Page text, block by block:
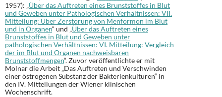
1957): „Über das Auftreten eines Brunststoffes in Blut
und Geweben unter Pathologischen Verhältnissen: VII.
Mitteilung: Über Zerstörung von Menformon im Blut
und in Organen“ und „Über das Auftreten eines
Brunststoffes in Blut und Geweben unter
pathologischen Verhältnissen: VI. Mitteilung: Vergleich
der im Blut und Organen nachweisbaren
Brunststoffmengen“. Zuvor veröffentlichte er mit
Molnar die Arbeit „Das Auftreten und Verschwinden
einer östrogenen Substanz der Bakterienkulturen“ in
den IV. Mitteilungen der Wiener klinischen
Wochenschrift.